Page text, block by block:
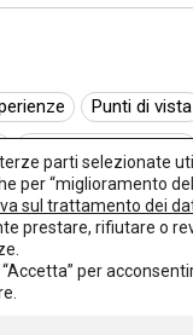
Punti di vista
Rassegna normativa
Eventi
parti selezionate
per “miglioramento
sul trattamento dei
prestare, rifiutare o
per